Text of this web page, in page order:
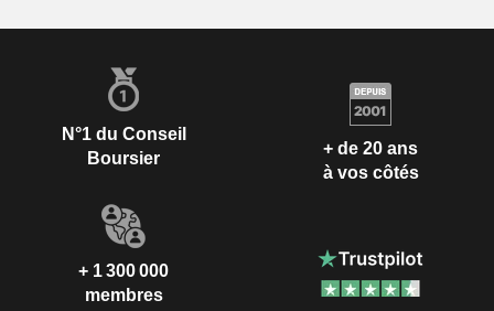
N°1 du Conseil
Boursier
+ de 20 ans
à vos côtés
+ 1 300 000
membres